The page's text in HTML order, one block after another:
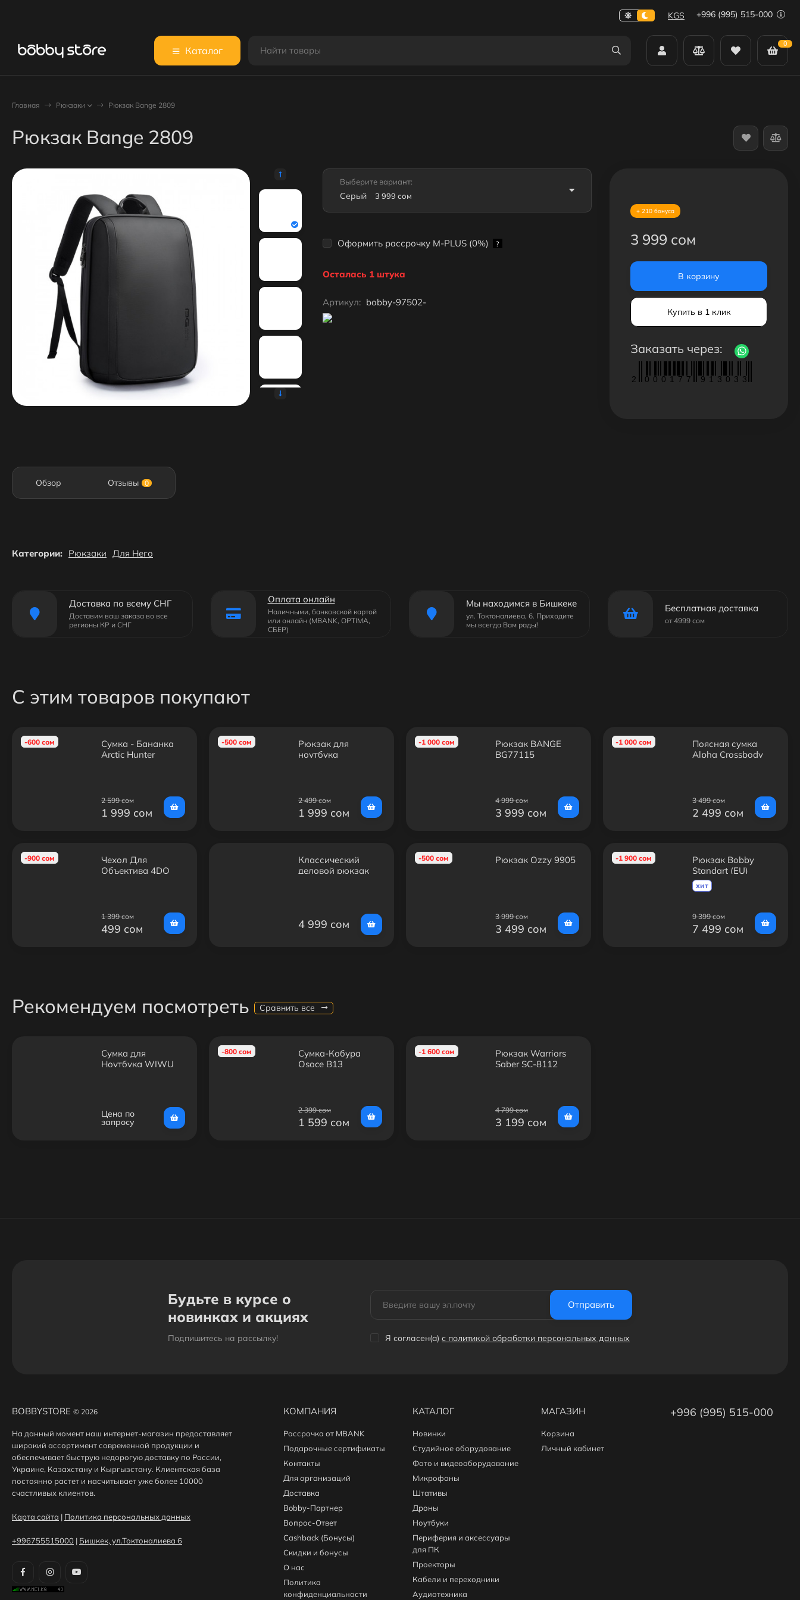
KGS +996 (995) 515-000
Каталог
0
Главная Рюкзаки Рюкзак Bange 2809
Рюкзак Bange 2809
Выберите вариант:
Серый 3 999 сом
Оформить рассрочку M-PLUS (0%) ?
Осталась 1 штука
Артикул: bobby-97502-
+ 210 бонуса
3 999 сом
В корзину
Купить в 1 клик
Заказать через:
2 0 0 0 1 7 7 9 1 3 0 3 3
Обзор Отзывы 0
Категории: Рюкзаки Для Него
Доставка по всему СНГ
Доставим ваш заказа во все
регионы КР и СНГ
Оплата онлайн
Наличными, банковской картой
или онлайн (MBANK, OPTIMA,
СБЕР)
Мы находимся в Бишкеке
ул. Токтоналиева, 6. Приходите
мы всегда Вам рады!
Бесплатная доставка
от 4999 сом
С этим товаров покупают
-600 сом
Сумка - Бананка
Arctic Hunter
2 599 сом
1 999 сом
-900 сом
Чехол Для
Объектива 4DO
1 399 сом
499 сом
-500 сом
Рюкзак для
ноутбука
2 499 сом
1 999 сом
Классический
деловой рюкзак
4 999 сом
-1 000 сом
Рюкзак BANGE
BG77115
4 999 сом
3 999 сом
-500 сом Рюкзак Ozzy 9905
3 999 сом
3 499 сом
-1 000 сом
Поясная сумка
Alpha Crossbody
3 499 сом
2 499 сом
-1 900 сом
Рюкзак Bobby
Standart (EU)
хит
9 399 сом
7 499 сом
Рекомендуем посмотреть Сравнить все
Сумка для
Ноутбука WIWU
Цена по
запросу
-800 сом
Сумка-Кобура
Osoce B13
2 399 сом
1 599 сом
-1 600 сом
Рюкзак Warriors
Saber SC-8112
4 799 сом
3 199 сом
Будьте в курсе о
новинках и акциях
Подпишитесь на рассылкy!
Отправить
Я согласен(a) с политикой обработки персональных данных
BOBBYSTORE © 2026
На данный момент наш интернет-магазин предоставляет
широкий ассортимент современной продукции и
обеспечивает быструю недорогую доставку по России,
Украине, Казахстану и Кыргызстану. Клиентская база
постоянно растет и насчитывает уже более 10000
счастливых клиентов.
Карта сайта | Политика персональных данных
+996755515000 | Бишкек, ул.Токтоналиева 6
КОМПАНИЯ
Рассрочка от MBANK
Подарочные сертификаты
Контакты
Для организаций
Доставка
Bobby-Партнер
Вопрос-Ответ
Cashback (Бонусы)
Скидки и бонусы
О нас
Политика
конфиденциальности
КАТАЛОГ
Новинки
Студийное оборудование
Фото и видеооборудование
Микрофоны
Штативы
Дроны
Ноутбуки
Периферия и аксессуары
для ПК
Проекторы
Кабели и переходники
Аудиотехника
МАГАЗИН
Корзина
Личный кабинет
+996 (995) 515-000